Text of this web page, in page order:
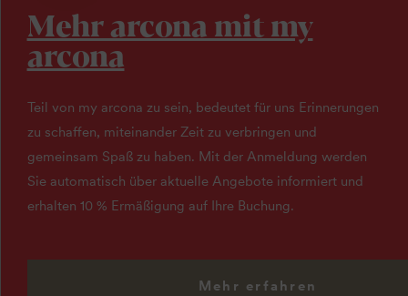
Mehr arcona mit my
arcona
Teil von my arcona zu sein, bedeutet für uns Erinnerungen
zu schaffen, miteinander Zeit zu verbringen und
gemeinsam Spaß zu haben. Mit der Anmeldung werden
Sie automatisch über aktuelle Angebote informiert und
erhalten 10 % Ermäßigung auf Ihre Buchung.
Mehr erfahren